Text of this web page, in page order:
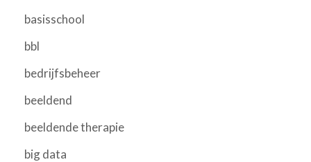
basisschool
bbl
bedrijfsbeheer
beeldend
beeldende therapie
big data